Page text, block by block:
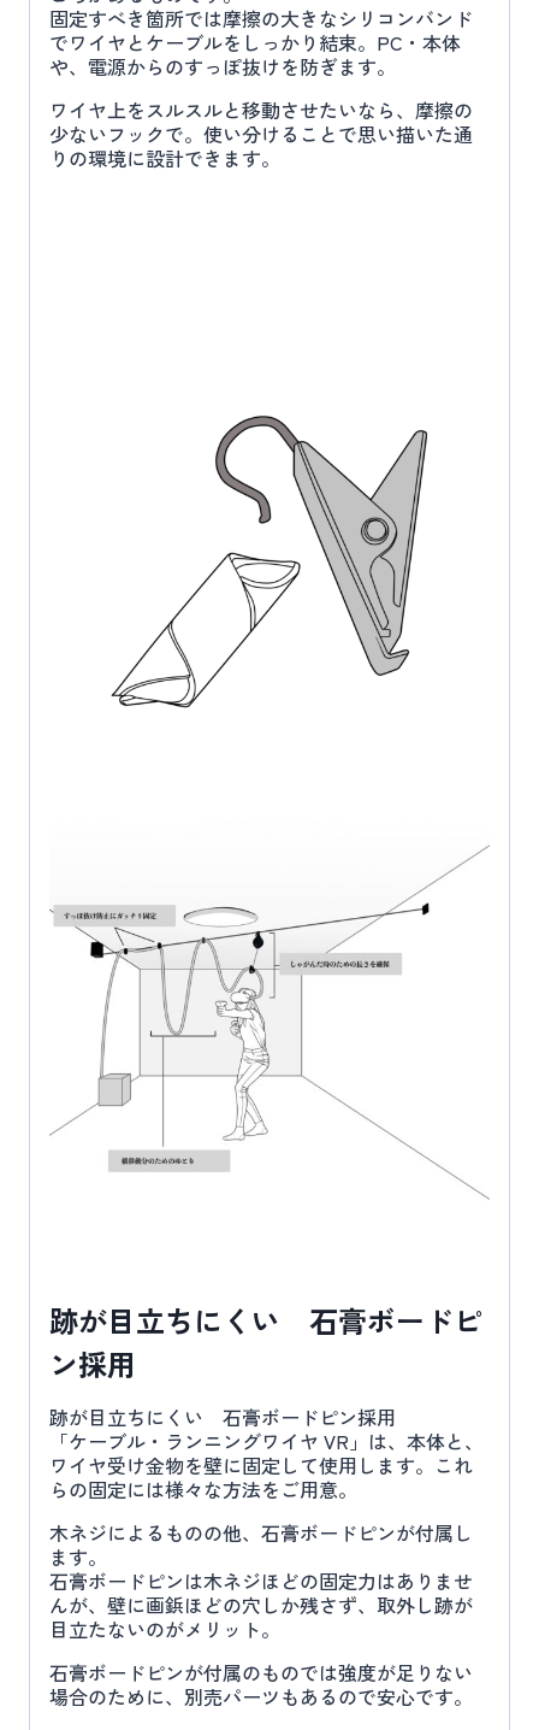
固定すべき箇所では摩擦の大きなシリコンバンド
でワイヤとケーブルをしっかり結束。PC・本体
や、電源からのすっぽ抜けを防ぎます。
ワイヤ上をスルスルと移動させたいなら、摩擦の
少ないフックで。使い分けることで思い描いた通
りの環境に設計できます。
跡が目立ちにくい 石膏ボードピ
ン採用
跡が目立ちにくい 石膏ボードピン採用
「ケーブル・ランニングワイヤ VR」は、本体と、
ワイヤ受け金物を壁に固定して使用します。これ
らの固定には様々な方法をご用意。
木ネジによるものの他、石膏ボードピンが付属し
ます。
石膏ボードピンは木ネジほどの固定力はありませ
んが、壁に画鋲ほどの穴しか残さず、取外し跡が
目立たないのがメリット。
石膏ボードピンが付属のものでは強度が足りない
場合のために、別売パーツもあるので安心です。